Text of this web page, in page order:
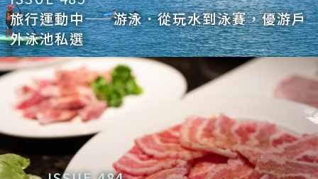
旅行運動中——游泳．從玩水到泳賽，優游戶
外泳池私選